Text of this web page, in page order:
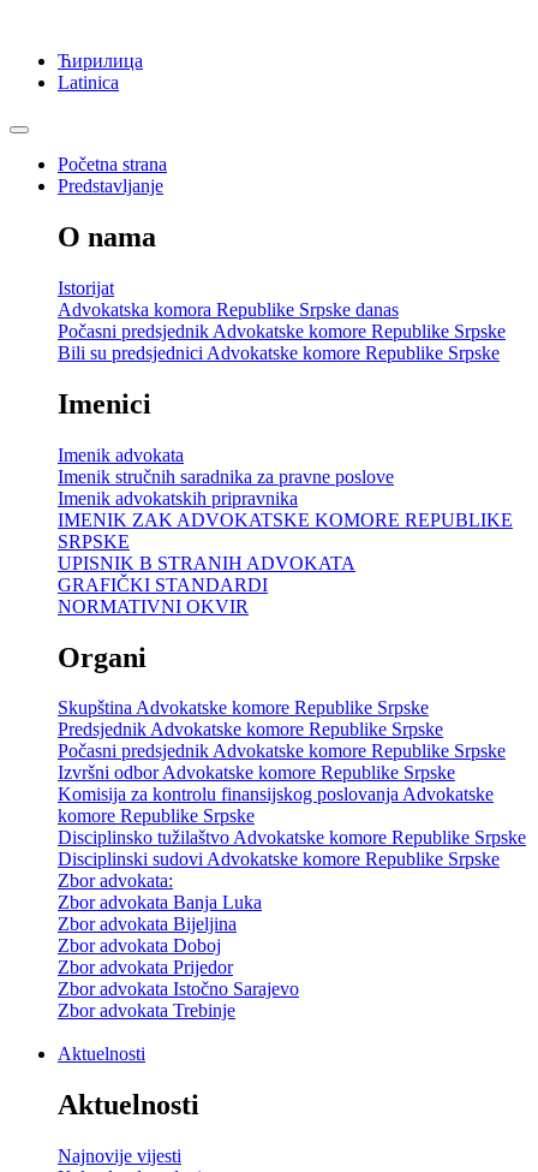
Ћирилица
Latinica
Početna strana
Predstavljanje
O nama
Istorijat
Advokatska komora Republike Srpske danas
Počasni predsjednik Advokatske komore Republike Srpske
Bili su predsjednici Advokatske komore Republike Srpske
Imenici
Imenik advokata
Imenik stručnih saradnika za pravne poslove
Imenik advokatskih pripravnika
IMENIK ZAK ADVOKATSKE KOMORE REPUBLIKE
SRPSKE
UPISNIK B STRANIH ADVOKATA
GRAFIČKI STANDARDI
NORMATIVNI OKVIR
Organi
Skupština Advokatske komore Republike Srpske
Predsjednik Advokatske komore Republike Srpske
Počasni predsjednik Advokatske komore Republike Srpske
Izvršni odbor Advokatske komore Republike Srpske
Komisija za kontrolu finansijskog poslovanja Advokatske
komore Republike Srpske
Disciplinsko tužilaštvo Advokatske komore Republike Srpske
Disciplinski sudovi Advokatske komore Republike Srpske
Zbor advokata:
Zbor advokata Banja Luka
Zbor advokata Bijeljina
Zbor advokata Doboj
Zbor advokata Prijedor
Zbor advokata Istočno Sarajevo
Zbor advokata Trebinje
Aktuelnosti
Aktuelnosti
Najnovije vijesti